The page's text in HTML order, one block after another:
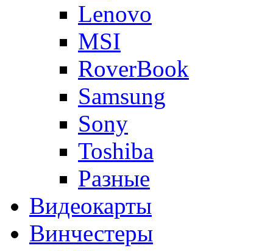
Lenovo
MSI
RoverBook
Samsung
Sony
Toshiba
Разные
Видеокарты
Винчестеры